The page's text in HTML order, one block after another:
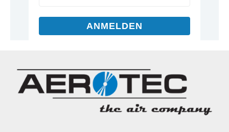
ANMELDEN